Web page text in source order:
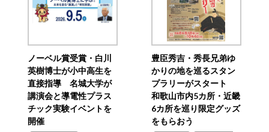
ノーベル賞受賞・白川
英樹博士が小中高生を
直接指導 名城大学が
講演会と導電性プラス
チック実験イベントを
開催
豊臣秀吉・秀長兄弟ゆ
かりの地を巡るスタン
プラリーがスタート
和歌山市内5カ所・近畿
6カ所を巡り限定グッズ
をもらおう